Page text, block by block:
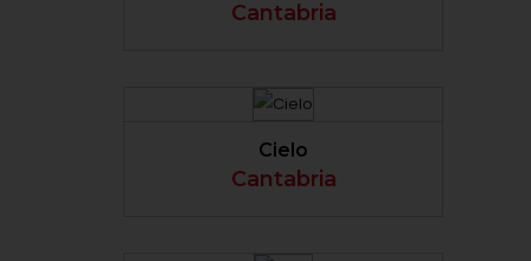
Cantabria
Cielo
Cantabria